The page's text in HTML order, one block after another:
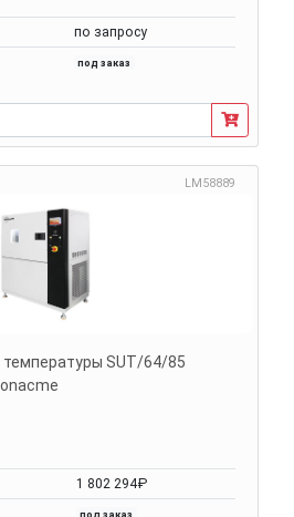
по запросу
под заказ
LM58889
температуры SUT/64/85
1 802 294₽
под заказ